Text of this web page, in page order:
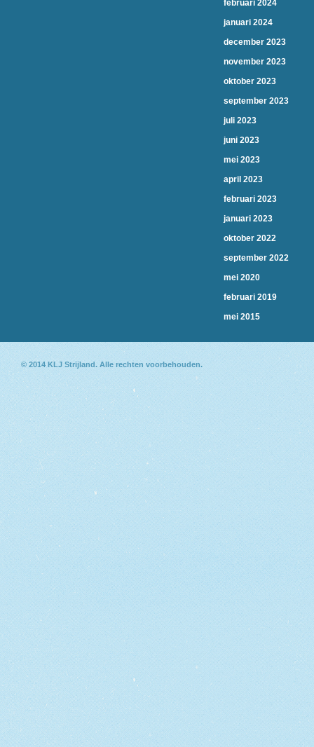
februari 2024
januari 2024
december 2023
november 2023
oktober 2023
september 2023
juli 2023
juni 2023
mei 2023
april 2023
februari 2023
januari 2023
oktober 2022
september 2022
mei 2020
februari 2019
mei 2015
© 2014 KLJ Strijland. Alle rechten voorbehouden.